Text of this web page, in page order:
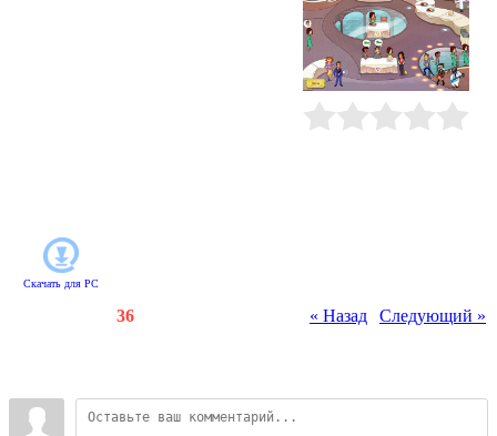
Скачать для PC
« Назад Следующий »
36